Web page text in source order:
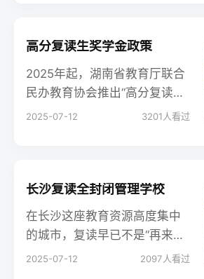
合计不超5000元。优势是价格
少，多数地州市仅向本地户籍
前20%考生开放，且课程需随
应届班进度，个性化不足。
高分复读生奖学金政策
2025年起，湖南省教育厅联合
民办教育协会推出“高分复读奖
学金计划”，旨在留住优质生
所资质齐全的全日制复读学
2025-07-12 3201 人看过
长沙复读全封闭管理学校
在长沙这座教育资源高度集中
的城市，复读早已不是“再来一
次”的简单重复，而是一场系统
2025-07-12 2097 人看过